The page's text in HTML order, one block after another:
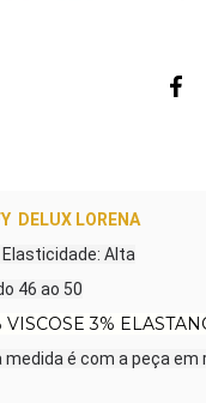
DELUX LORENA
Alta
46 ao 50
VISCOSE 3%
medida é com a peça